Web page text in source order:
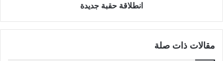
انطلاقة حقبة جديدة
مقالات ذات صلة